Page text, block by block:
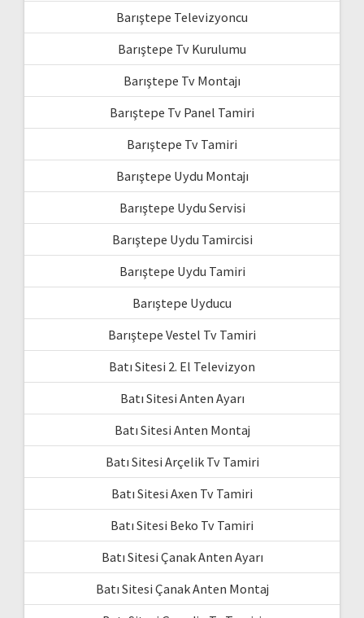
Barıştepe Televizyoncu
Barıştepe Tv Kurulumu
Barıştepe Tv Montajı
Barıştepe Tv Panel Tamiri
Barıştepe Tv Tamiri
Barıştepe Uydu Montajı
Barıştepe Uydu Servisi
Barıştepe Uydu Tamircisi
Barıştepe Uydu Tamiri
Barıştepe Uyducu
Barıştepe Vestel Tv Tamiri
Batı Sitesi 2. El Televizyon
Batı Sitesi Anten Ayarı
Batı Sitesi Anten Montaj
Batı Sitesi Arçelik Tv Tamiri
Batı Sitesi Axen Tv Tamiri
Batı Sitesi Beko Tv Tamiri
Batı Sitesi Çanak Anten Ayarı
Batı Sitesi Çanak Anten Montaj